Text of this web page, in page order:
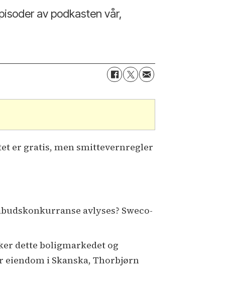
av podkasten vår,
er gratis, men smittevernregler
avlyses? Sweco-
dette boligmarkedet og
i Skanska, Thorbjørn